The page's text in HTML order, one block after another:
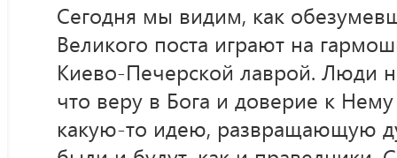
Сегодня мы видим, как
Великого поста играют на
Киево-Печерской лаврой. Люди
что веру в Бога и доверие к
какую-то идею, развращающую